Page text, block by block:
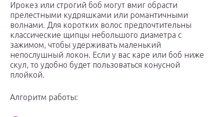
Ирокез или строгий боб могут вмиг обрасти
прелестными кудряшками или романтичными
волнами. Для коротких волос предпочтительны
классические щипцы небольшого диаметра с
зажимом, чтобы удерживать маленький
непослушный локон. Если у вас каре или боб ниже
скул, то удобно будет пользоваться конусной
плойкой.
Алгоритм работы: